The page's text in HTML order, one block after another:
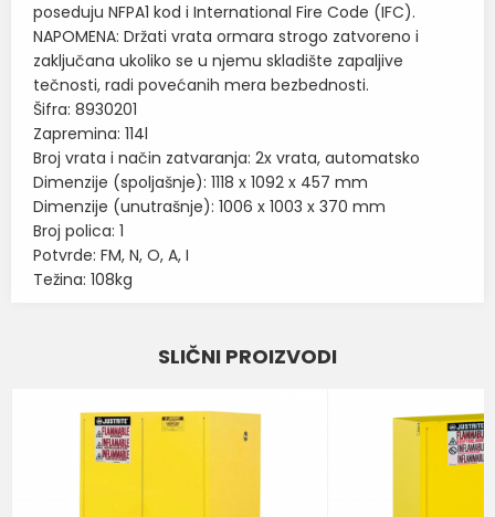
poseduju NFPA1 kod i International Fire Code (IFC).
NAPOMENA: Držati vrata ormara strogo zatvoreno i
zaključana ukoliko se u njemu skladište zapaljive
tečnosti, radi povećanih mera bezbednosti.
Šifra: 8930201
Zapremina: 114l
Broj vrata i način zatvaranja: 2x vrata, automatsko
Dimenzije (spoljašnje): 1118 x 1092 x 457 mm
Dimenzije (unutrašnje): 1006 x 1003 x 370 mm
Broj polica: 1
Potvrde: FM, N, O, A, I
Težina: 108kg
VATROOTPORNI ORMANI ZA
SLIČNI PROIZVODI